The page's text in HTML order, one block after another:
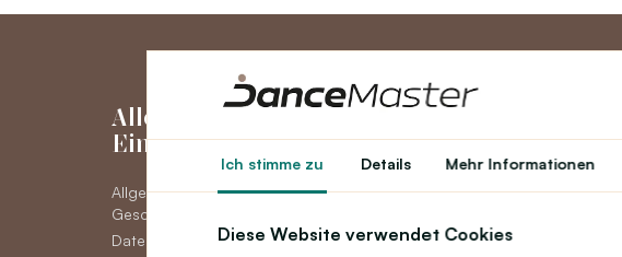
Ich stimme zu Details Mehr Informationen
Diese Website verwendet Cookies
Alles über den
Einkauf
Allgemeine
Geschäftsbedingungen
Datenschutz DSGVO
Mein Konto
Bestellhistorie